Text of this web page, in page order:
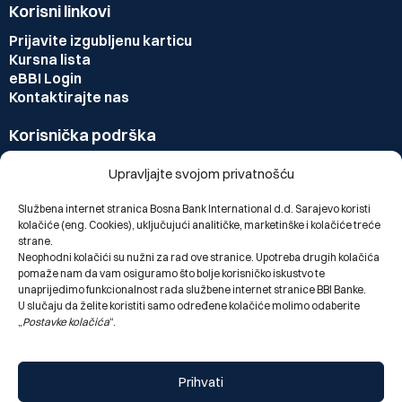
Upravljajte svojom privatnošću
Službena internet stranica Bosna Bank International d.d. Sarajevo koristi
kolačiće (eng. Cookies), uključujući analitičke, marketinške i kolačiće treće
strane.
Neophodni kolačići su nužni za rad ove stranice. Upotreba drugih kolačića
pomaže nam da vam osiguramo što bolje korisničko iskustvo te
unaprijedimo funkcionalnost rada službene internet stranice BBI Banke.
U slučaju da želite koristiti samo određene kolačiće molimo odaberite
„Postavke kolačića“.
Prihvati
Korisni linkovi
Prijavite izgubljenu karticu
Kursna lista
eBBI Login
Kontaktirajte nas
Korisnička podrška
Zahtjevi/Pristupnice
Sitemap
Politika kolačića
Postavke kolačića
Politika privatnosti
Informacije o obradi ličnih/osobnih podataka
Preuzmite